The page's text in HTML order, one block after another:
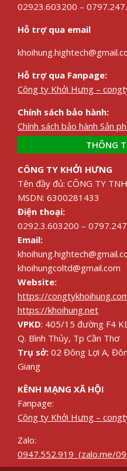
02923.603200 –
Hỗ trợ qua email
Hỗ trợ qua Fanpage:
Công ty Khởi Hưng –
Chính sách bảo hành:
Chính sách bảo hành Sản
THÔNG
CÔNG TY KHỞI HƯNG
Tên đầy đủ: CÔNG TY
MSDN: 6300281433
Điện thoại:
0292.3.603200 –
Email:
khoihungcoltd@gmail.com
Website:
https://
https://khoihung.net
VPKD: 405/15 đường F4
Q. Bình Thủy, Tp Cần Thơ
Trụ sở: 02 Đông Lợi A,
Giang
KÊNH MẠNG XÃ HỘI
Fanpage:
Công ty Khởi Hưng –
Zalo:
0947.552.919 (zalo.me/